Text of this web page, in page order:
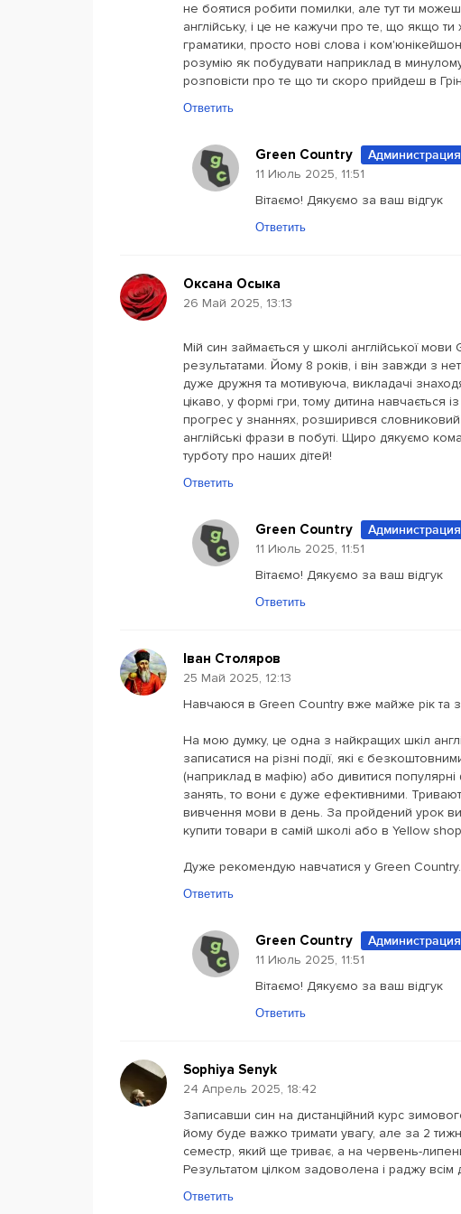
не боятися робити помилки, але тут ти
англійську, і це не кажучи про те, що якщо
граматики, просто нові слова і
розумію як побудувати наприклад в
розповісти про те що ти скоро прийдеш в
Ответить
Green Country
11 Июль 2025, 11:51
Вітаємо! Дякуємо за ваш відгук
Ответить
Оксана Осыка
26 Май 2025, 13:13
Мій син займається у школі англійської
результатами. Йому 8 років, і він завжди з
дуже дружня та мотивуюча, викладачі
цікаво, у формі гри, тому дитина навчається
прогрес у знаннях, розширився
англійські фрази в побуті. Щиро дякуємо
турботу про наших дітей!
Ответить
Green Country
11 Июль 2025, 11:51
Вітаємо! Дякуємо за ваш відгук
Ответить
Іван Столяров
25 Май 2025, 12:13
Навчаюся в Green Country вже майже рік та
На мою думку, це одна з найкращих шкіл
записатися на різні події, які є
(наприклад в мафію) або дивитися
занять, то вони є дуже ефективними.
вивчення мови в день. За пройдений урок
купити товари в самій школі або в Yellow
Дуже рекомендую навчатися у Green Country.
Ответить
Green Country
11 Июль 2025, 11:51
Вітаємо! Дякуємо за ваш відгук
Ответить
Sophiya Senyk
24 Апрель 2025, 18:42
Записавши син на дистанційний курс
йому буде важко тримати увагу, але за 2
семестр, який ще триває, а на червень-
Результатом цілком задоволена і раджу всім
Ответить